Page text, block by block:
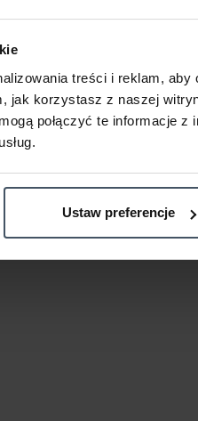
treści i reklam, aby
jak korzystasz z naszej
połączyć te informacje z
Ustaw preferencje